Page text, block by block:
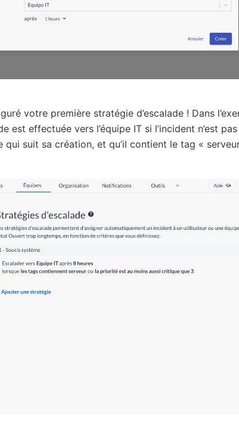
votre première stratégie d’escalade ! Dans
est effectuée vers l’équipe IT si l’incident n’est
qui suit sa création, et qu’il contient le tag «